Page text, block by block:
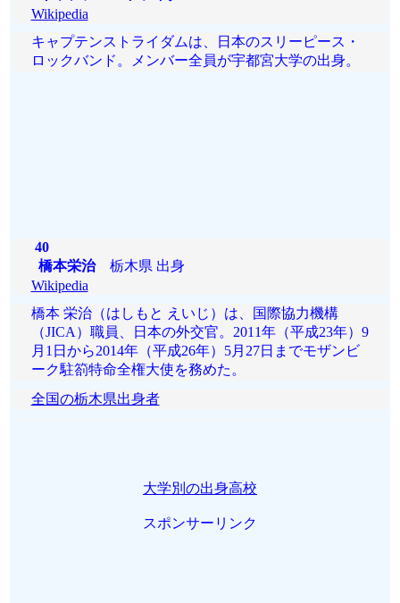
Wikipedia
キャプテンストライダムは、日本のスリーピース・
ロックバンド。メンバー全員が宇都宮大学の出身。
40
橋本栄治栃木県 出身
Wikipedia
橋本 栄治（はしもと えいじ）は、国際協力機構
（JICA）職員、日本の外交官。2011年（平成23年）9
月1日から2014年（平成26年）5月27日までモザンビ
ーク駐箚特命全権大使を務めた。
全国の栃木県出身者
大学別の出身高校
スポンサーリンク